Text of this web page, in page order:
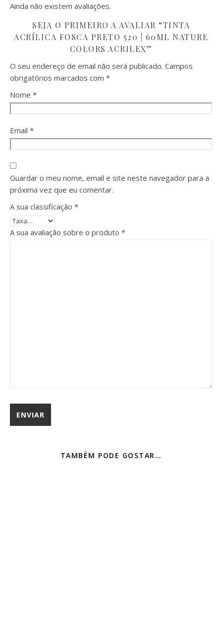
Ainda não existem avaliações.
SEJA O PRIMEIRO A AVALIAR “TINTA
ACRÍLICA FOSCA PRETO 520 | 60ML NATURE
COLORS ACRILEX”
O seu endereço de email não será publicado. Campos
obrigatórios marcados com *
Nome *
Email *
Guardar o meu nome, email e site neste navegador para a
próxima vez que eu comentar.
A sua classificação *
A sua avaliação sobre o produto *
TAMBÉM PODE GOSTAR…